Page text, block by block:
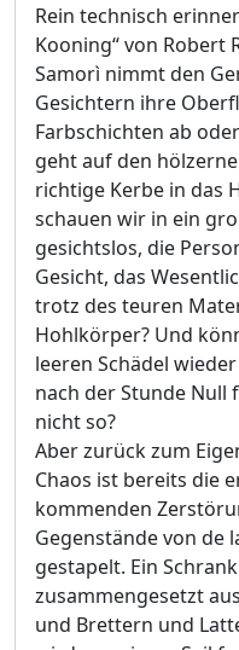
Rein technisch
Kooning“ von Robert
Samorì nimmt den
Gesichtern ihre
Farbschichten ab
geht auf den
richtige Kerbe in das
schauen wir in ein
gesichtslos, die
Gesicht, das
trotz des teuren
Hohlkörper? Und
leeren Schädel
nach der Stunde Null
nicht so?
Aber zurück zum
Chaos ist bereits die
kommenden
Gegenstände von de
gestapelt. Ein
zusammengesetzt
und Brettern und